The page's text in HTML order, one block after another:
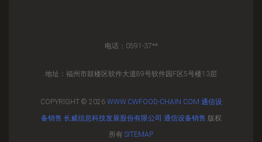
电话：0591-37**
地址：福州市鼓楼区软件大道89号软件园F区5号楼13层
COPYRIGHT © 2026 WWW.CWFOOD-CHAIN.COM 通信设
备销售 长威信息科技发展股份有限公司 通信设备销售 版权
所有 SITEMAP